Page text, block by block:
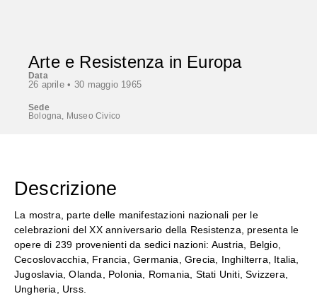
Arte e Resistenza in Europa
Data
26 aprile • 30 maggio 1965
Sede
Bologna, Museo Civico
Descrizione
La mostra, parte delle manifestazioni nazionali per le
celebrazioni del XX anniversario della Resistenza, presenta le
opere di 239 provenienti da sedici nazioni: Austria, Belgio,
Cecoslovacchia, Francia, Germania, Grecia, Inghilterra, Italia,
Jugoslavia, Olanda, Polonia, Romania, Stati Uniti, Svizzera,
Ungheria, Urss.